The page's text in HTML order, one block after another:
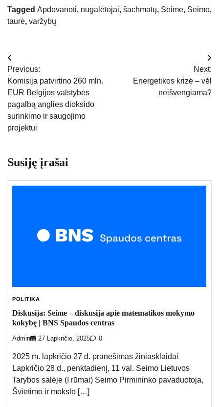
Tagged Apdovanoti, nugalėtojai, šachmatų, Seime, Seimo,
taurė, varžybų
Navigacija
tarp
įrašų
Previous:
Komisija patvirtino 260 mln.
EUR Belgijos valstybės
pagalbą anglies dioksido
surinkimo ir saugojimo
projektui
Next:
Energetikos krizė – vėl
neišvengiama?
Susiję įrašai
POLITIKA
Diskusija: Seime – diskusija apie matematikos mokymo
kokybę | BNS Spaudos centras
Admin 27 Lapkričio, 2025 0
2025 m. lapkričio 27 d. pranešimas žiniasklaidai
Lapkričio 28 d., penktadienį, 11 val. Seimo Lietuvos
Tarybos salėje (I rūmai) Seimo Pirmininko pavaduotoja,
Švietimo ir mokslo […]